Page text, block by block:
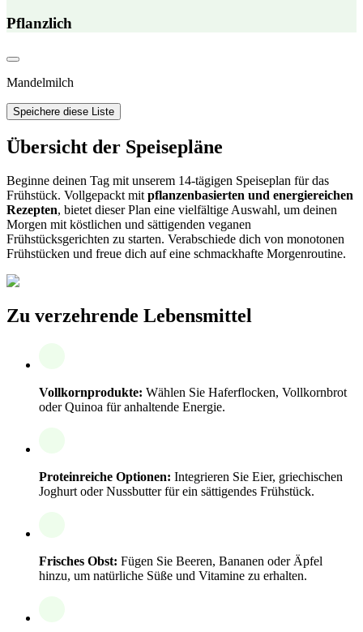
Pflanzlich
Mandelmilch
Speichere diese Liste
Übersicht der Speisepläne
Beginne deinen Tag mit unserem 14-tägigen Speiseplan für das
Frühstück. Vollgepackt mitpflanzenbasierten und energiereichen
Rezepten, bietet dieser Plan eine vielfältige Auswahl, um deinen
Morgen mit köstlichen und sättigenden veganen
Frühstücksgerichten zu starten. Verabschiede dich von monotonen
Frühstücken und freue dich auf eine schmackhafte Morgenroutine.
Zu verzehrende Lebensmittel
Vollkornprodukte: Wählen Sie Haferflocken, Vollkornbrot
oder Quinoa für anhaltende Energie.
Proteinreiche Optionen: Integrieren Sie Eier, griechischen
Joghurt oder Nussbutter für ein sättigendes Frühstück.
Frisches Obst: Fügen Sie Beeren, Bananen oder Äpfel
hinzu, um natürliche Süße und Vitamine zu erhalten.